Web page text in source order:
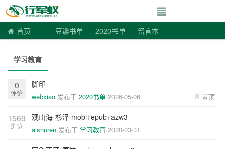
寻书令|走向自
首页 豆瓣书单 2020书单 留言本
学习教育
0
评论
脚印
置顶
webxiao 发布于 2020书单 2026-05-06
1569
浏览
观山海-杉泽 mobi+epub+azw3
aishuren 发布于 学习教育 2020-03-31